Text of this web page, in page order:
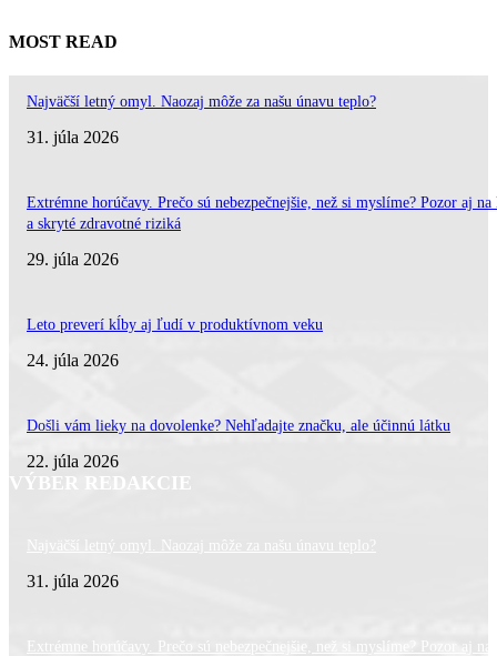
MOST READ
Najväčší letný omyl. Naozaj môže za našu únavu teplo?
31. júla 2026
Extrémne horúčavy. Prečo sú nebezpečnejšie, než si myslíme? Pozor aj
a skryté zdravotné riziká
29. júla 2026
Leto preverí kĺby aj ľudí v produktívnom veku
24. júla 2026
Došli vám lieky na dovolenke? Nehľadajte značku, ale účinnú látku
22. júla 2026
VÝBER REDAKCIE
Najväčší letný omyl. Naozaj môže za našu únavu teplo?
31. júla 2026
Extrémne horúčavy. Prečo sú nebezpečnejšie, než si myslíme? Pozor aj